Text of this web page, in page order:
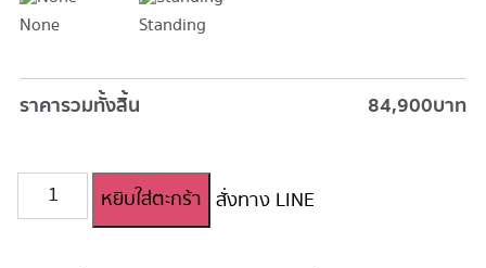
None Standing
ราคารวมทั้งสิ้น 84,900บาท
จำนวน
ตุ๊กตา
หยิบใส่ตะกร้า สั่งทาง LINE